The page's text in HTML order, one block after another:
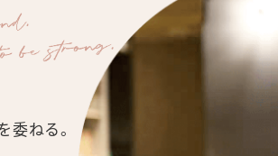
ねる。